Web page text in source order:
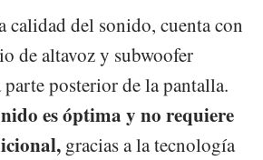
calidad del sonido, cuenta con
de altavoz y subwoofer
posterior de la pantalla.
es óptima y no requiere
gracias a la tecnología